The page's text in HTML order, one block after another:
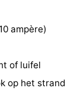
ampère)
of luifel
op het strand